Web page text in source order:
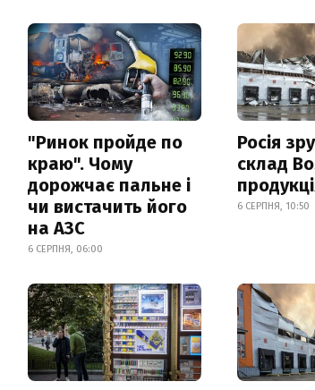
"Ринок пройде по
краю". Чому
дорожчає пальне і
чи вистачить його
на АЗС
6 СЕРПНЯ, 06:00
Росія
склад
6 СЕРПНЯ, 10:50